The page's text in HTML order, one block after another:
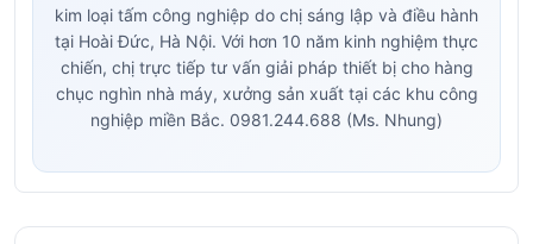
kim loại tấm công nghiệp do chị sáng lập và điều hành
tại Hoài Đức, Hà Nội. Với hơn 10 năm kinh nghiệm thực
chiến, chị trực tiếp tư vấn giải pháp thiết bị cho hàng
chục nghìn nhà máy, xưởng sản xuất tại các khu công
nghiệp miền Bắc. 0981.244.688 (Ms. Nhung)